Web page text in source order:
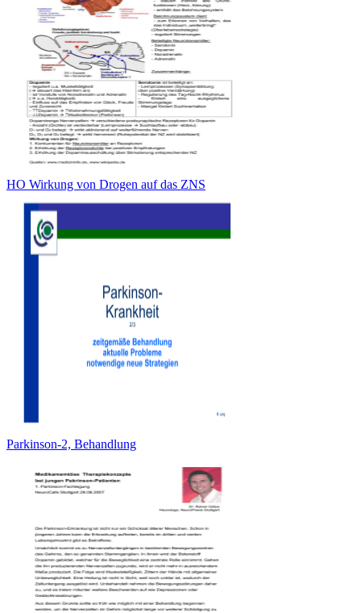
HO Wirkung von Drogen auf das ZNS
Parkinson-2, Behandlung